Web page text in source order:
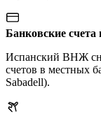
Банковские
Испанский ВНЖ
счетов в местных
Sabadell).